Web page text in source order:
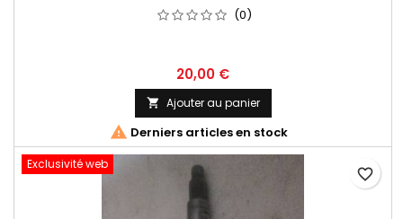
(0)
20,00 €
 Ajouter au panier
 Derniers articles en stock
Exclusivité web
favorite_border